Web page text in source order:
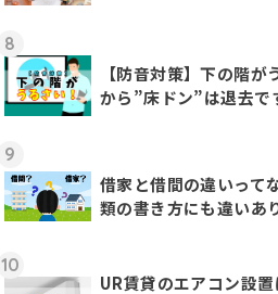
8
【防音対策】下の階が
から”床ドン”は退去で
9
借家と借間の違いって
類の書き方にも違いあ
10
UR賃貸のエアコン設